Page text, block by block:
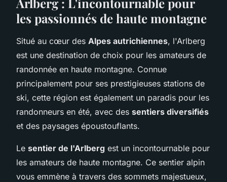
les passionnés de haute montagne
Situé au cœur des Alpes autrichiennes, l'Arlberg
est une destination de choix pour les amateurs de
randonnée en haute montagne. Connue
principalement pour ses prestigieuses stations de
ski, cette région est également un paradis pour les
randonneurs en été, avec des sentiers diversifiés
et des paysages époustouflants.
Le sentier de l'Arlberg est un incontournable pour
les amateurs de haute montagne. Ce sentier alpin
vous emmène à travers des sommets majestueux,